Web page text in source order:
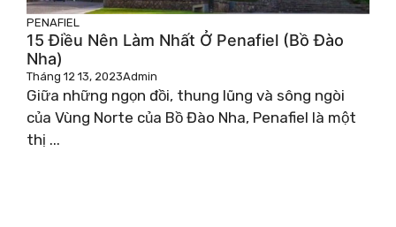
PENAFIEL
15 Điều Nên Làm Nhất Ở Penafiel (Bồ Đào
Nha)
Tháng 12 13, 2023Admin
Giữa những ngọn đồi, thung lũng và sông ngòi
của Vùng Norte của Bồ Đào Nha, Penafiel là một
thị ...